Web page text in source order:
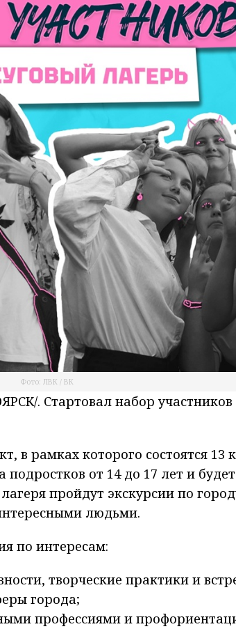
Фото: ЛВК / ВК
. Стартовал набор участников
в рамках которого состоятся 13
от 14 до 17 лет и
пройдут экскурсии по
людьми.
по интересам:
творческие практики и
города;
профессиями и